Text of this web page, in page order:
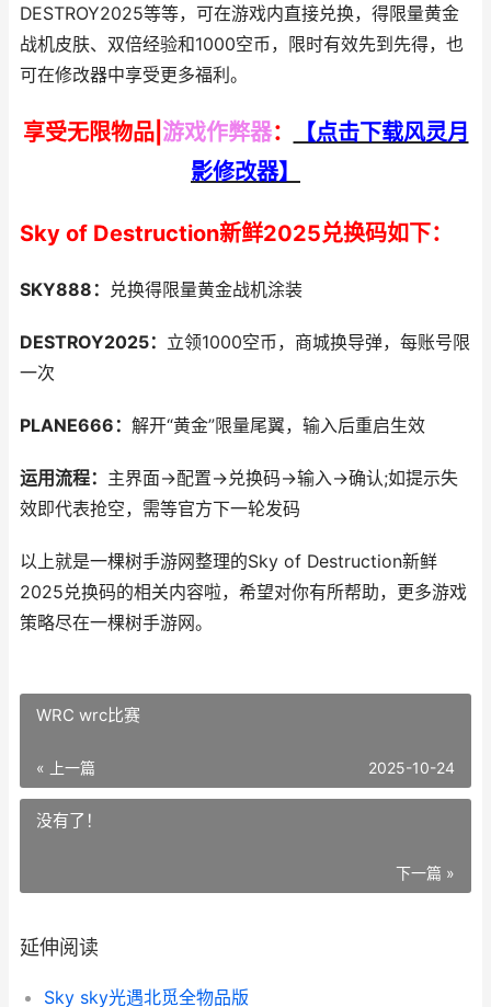
DESTROY2025等等，可在游戏内直接兑换，得限量黄金
战机皮肤、双倍经验和1000空币，限时有效先到先得，也
可在修改器中享受更多福利。
享受无限物品| 游戏作弊器：
【点击下载风灵月
影修改器】
Sky of Destruction新鲜2025兑换码如下：
SKY888： 兑换得限量黄金战机涂装
DESTROY2025： 立领1000空币，商城换导弹，每账号限
一次
PLANE666： 解开“黄金”限量尾翼，输入后重启生效
运用流程： 主界面→配置→兑换码→输入→确认;如提示失
效即代表抢空，需等官方下一轮发码
以上就是一棵树手游网整理的Sky of Destruction新鲜
2025兑换码的相关内容啦，希望对你有所帮助，更多游戏
策略尽在一棵树手游网。
WRC wrc比赛
« 上一篇 2025-10-24
没有了！
下一篇 »
延伸阅读
Sky sky光遇北觅全物品版